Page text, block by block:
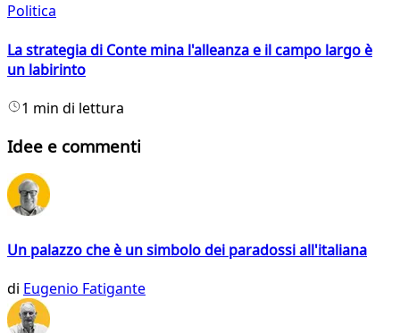
Politica
La strategia di Conte mina l'alleanza e il campo largo è
un labirinto
1 min di lettura
Idee e commenti
Un palazzo che è un simbolo dei paradossi all'italiana
di Eugenio Fatigante